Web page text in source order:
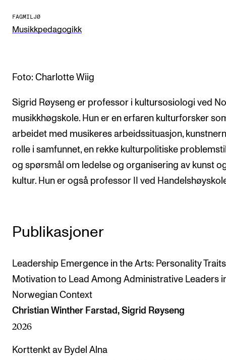
IN.TUNE
Ledige stillinger
INFO
Kontakt oss
FAGMILJØ
Musikkpedagogikk
Foto: Charlotte Wiig
Sigrid Røyseng er professor i kultursosiologi ved
musikkhøgskole. Hun er en erfaren kulturforsker
arbeidet med musikeres arbeidssituasjon,
rolle i samfunnet, en rekke kulturpolitiske
og spørsmål om ledelse og organisering av kunst
kultur. Hun er også professor II ved
Publikasjoner
Leadership Emergence in the Arts: Personality
Motivation to Lead Among Administrative Leaders
Norwegian Context
Christian Winther Farstad, Sigrid Røyseng
2026
Korttenkt av Bydel Alna